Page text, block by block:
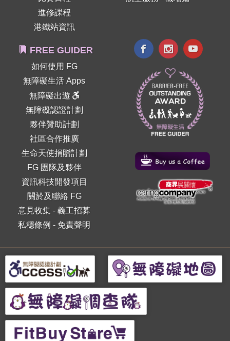
進修課程
港鐵站資訊
FREE GUIDER
如何使用 FG
無障礙生活 Apps
無障礙出遊
無障礙認證計劃
夥伴贊助計劃
社區合作推廣
生命天使捐贈計劃
FG 團隊及夥伴
資訊科技開發項目
關於及聯絡 FG
意見收集 -義工招募
私穩條例 - 免責聲明